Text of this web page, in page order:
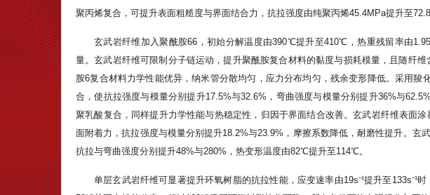
聚丙烯复合，可提升表面粗糙度与界面结合力，抗拉强度由纯聚丙烯45.4MPa提升至
玄武岩纤维加入聚酰胺66，初始分解温度由390℃提升至410℃，热重残留率由
量。玄武岩纤维可限制分子链运动，提升聚酰胺复合材料的黏度与损耗模量，且随纤
胺6复合材料力学性能优异，纳米管分散均匀，应力分布均匀，残余变形降低。采用羧
合，使抗拉强度与模量分别提升17.5%与32.6%，弯曲强度与模量分别提升36%与
聚乳酸复合，同样提升力学性能与热稳定性，归因于界面结合改善。玄武岩纤维表面
面附着力，抗拉强度与模量分别提升18.2%与23.9%，摩擦系数降低，耐磨性提升。玄
抗拉与弯曲强度分别提升48%与280%，热变形温度由82℃提升至114℃。
单层玄武岩纤维可显著提升环氧树脂的抗拉性能，应变速率由19s⁻¹提升至133s⁻¹